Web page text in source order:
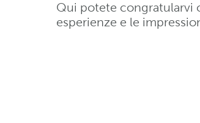
Qui potete congratularvi
esperienze e le